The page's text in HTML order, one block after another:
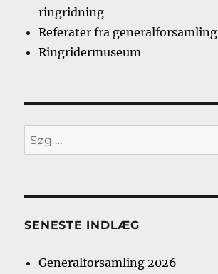
ringridning
Referater fra generalforsamling
Ringridermuseum
Søg
efter:
SENESTE INDLÆG
Generalforsamling 2026